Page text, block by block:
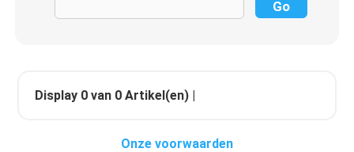
Display 0 van 0 Artikel(en) |
Onze voorwaarden